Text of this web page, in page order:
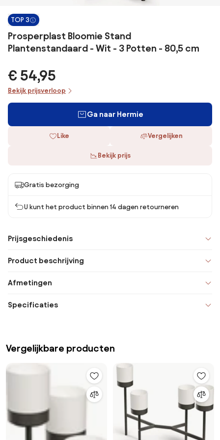
TOP 3
Prosperplast Bloomie Stand
Plantenstandaard - Wit - 3 Potten - 80,5 cm
€ 54,95
Bekijk prijsverloop
Ga naar Hermie
Like Vergelijken
Bekijk prijs
Gratis bezorging
U kunt het product binnen 14 dagen retourneren
Prijsgeschiedenis
Product beschrijving
Afmetingen
Specificaties
Vergelijkbare producten